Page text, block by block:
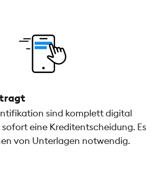
sind komplett digital
eine Kreditentscheidung. Es
von Unterlagen notwendig.